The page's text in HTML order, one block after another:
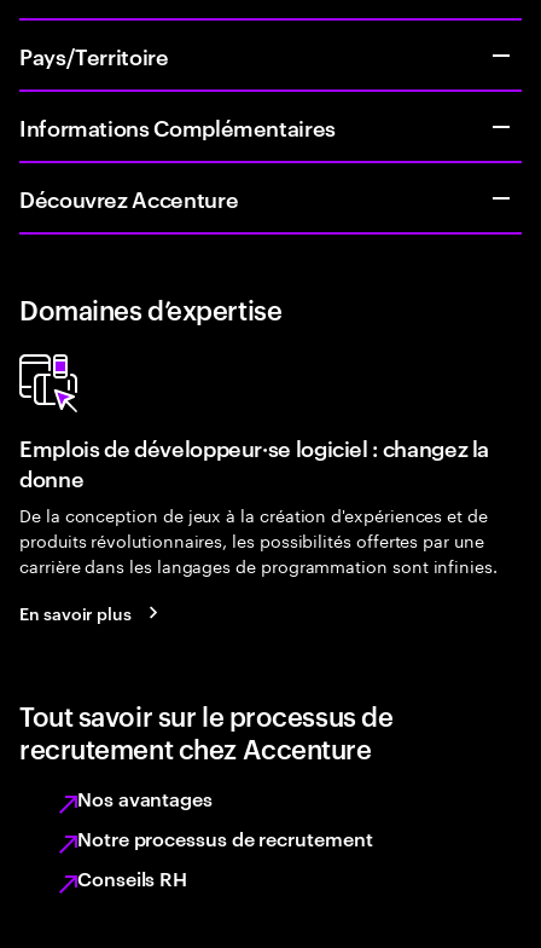
Pays/Territoire
Informations Complémentaires
Découvrez Accenture
Domaines d’expertise
Emplois de développeur·se logiciel : changez la
donne
De la conception de jeux à la création d'expériences et de
produits révolutionnaires, les possibilités offertes par une
carrière dans les langages de programmation sont infinies.
En savoir plus
Tout savoir sur le processus de
recrutement chez Accenture
Nos avantages
Notre processus de recrutement
Conseils RH